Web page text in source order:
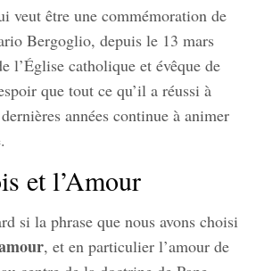
veut être une commémoration de
Bergoglio, depuis le 13 mars
l’Église catholique et évêque de
que tout ce qu’il a réussi à
années continue à animer
et l’Amour
si la phrase que nous avons choisi
, et en particulier l’amour de